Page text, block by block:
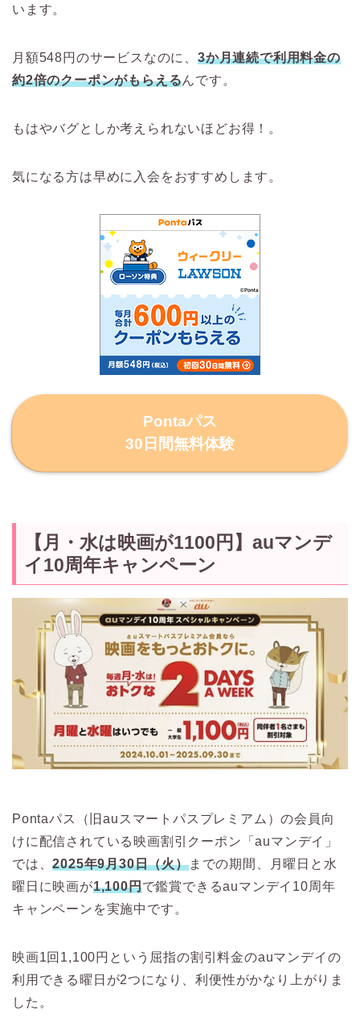
います。
月額548円のサービスなのに、 3か月連続で利用料金の
約2倍のクーポンがもらえるんです。
もはやバグとしか考えられないほどお得！。
気になる方は早めに入会をおすすめします。
Pontaパス
30日間無料体験
【月・水は映画が1100円】auマンデ
イ10周年キャンペーン
Pontaパス（旧auスマートパスプレミアム）の会員向
けに配信されている映画割引クーポン「auマンデイ」
では、2025年9月30日（火）までの期間、月曜日と水
曜日に映画が1,100円で鑑賞できるauマンデイ10周年
キャンペーンを実施中です。
映画1回1,100円という屈指の割引料金のauマンデイの
利用できる曜日が2つになり、利便性がかなり上がりま
した。